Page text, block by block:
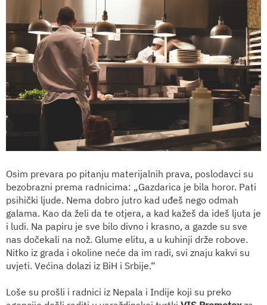
Osim prevara po pitanju materijalnih prava, poslodavci su
bezobrazni prema radnicima: „Gazdarica je bila horor. Pati
psihički ljude. Nema dobro jutro kad uđeš nego odmah
galama. Kao da želi da te otjera, a kad kažeš da ideš ljuta je
i ludi. Na papiru je sve bilo divno i krasno, a gazde su sve
nas dočekali na nož. Glume elitu, a u kuhinji drže robove.
Nitko iz grada i okoline neće da im radi, svi znaju kakvi su
uvjeti. Većina dolazi iz BiH i Srbije.“
Loše su prošli i radnici iz Nepala i Indije koji su preko